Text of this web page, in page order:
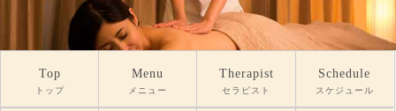
Top
トップ
Menu
メニュー
Therapist
セラピスト
Schedule
スケジュール